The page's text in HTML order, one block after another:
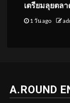
เตรียมลุยตล
1 วัน ago
A.ROUND